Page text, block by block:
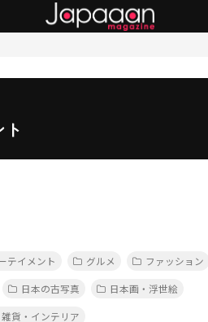
テイメント グルメ
ファッション
日本の古写真
日本画・浮世絵
雑貨・インテリア